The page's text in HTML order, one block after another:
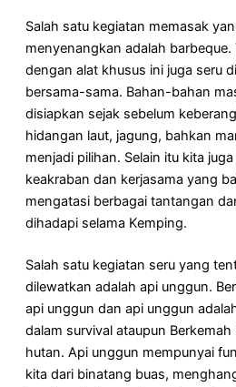
Salah satu kegiatan memasak
menyenangkan adalah
dengan alat khusus ini juga seru
bersama-sama. Bahan-bahan
disiapkan sejak sebelum
hidangan laut, jagung, bahkan
menjadi pilihan. Selain itu kita
keakraban dan kerjasama yang
mengatasi berbagai tantangan
dihadapi selama Kemping.
Salah satu kegiatan seru yang
dilewatkan adalah api unggun.
api unggun dan api unggun
dalam survival ataupun
hutan. Api unggun mempunyai
kita dari binatang buas,